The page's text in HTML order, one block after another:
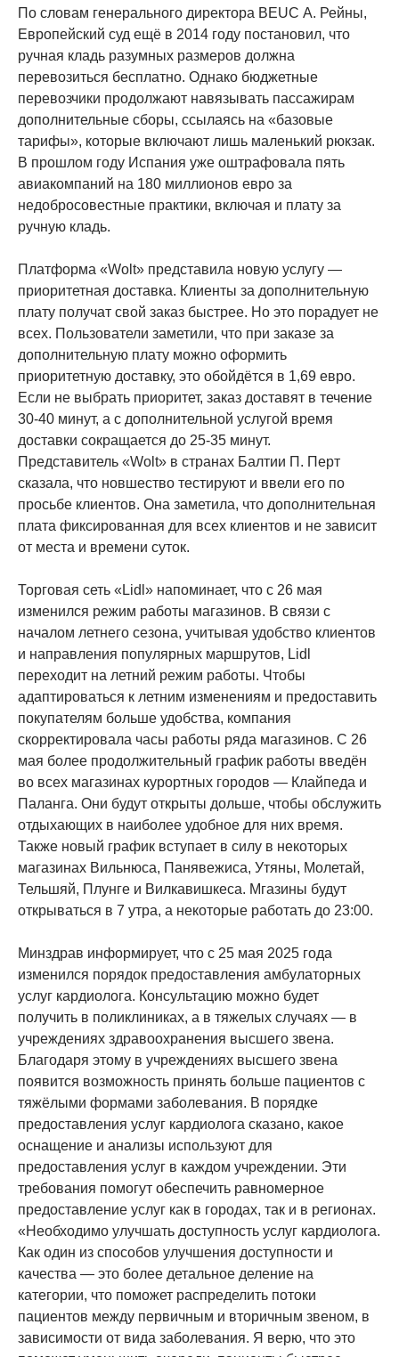
По словам генерального директора BEUC А. Рейны,
Европейский суд ещё в 2014 году постановил, что
ручная кладь разумных размеров должна
перевозиться бесплатно. Однако бюджетные
перевозчики продолжают навязывать пассажирам
дополнительные сборы, ссылаясь на «базовые
тарифы», которые включают лишь маленький рюкзак.
В прошлом году Испания уже оштрафовала пять
авиакомпаний на 180 миллионов евро за
недобросовестные практики, включая и плату за
ручную кладь.
Платформа «Wolt» представила новую услугу —
приоритетная доставка. Клиенты за дополнительную
плату получат свой заказ быстрее. Но это порадует не
всех. Пользователи заметили, что при заказе за
дополнительную плату можно оформить
приоритетную доставку, это обойдётся в 1,69 евро.
Если не выбрать приоритет, заказ доставят в течение
30-40 минут, а с дополнительной услугой время
доставки сокращается до 25-35 минут.
Представитель «Wolt» в странах Балтии П. Перт
сказала, что новшество тестируют и ввели его по
просьбе клиентов. Она заметила, что дополнительная
плата фиксированная для всех клиентов и не зависит
от места и времени суток.
Торговая сеть «Lidl» напоминает, что с 26 мая
изменился режим работы магазинов. В связи с
началом летнего сезона, учитывая удобство клиентов
и направления популярных маршрутов, Lidl
переходит на летний режим работы. Чтобы
адаптироваться к летним изменениям и предоставить
покупателям больше удобства, компания
скорректировала часы работы ряда магазинов. С 26
мая более продолжительный график работы введён
во всех магазинах курортных городов — Клайпеда и
Паланга. Они будут открыты дольше, чтобы обслужить
отдыхающих в наиболее удобное для них время.
Также новый график вступает в силу в некоторых
магазинах Вильнюса, Панявежиса, Утяны, Молетай,
Тельшяй, Плунге и Вилкавишкеса. Мгазины будут
открываться в 7 утра, а некоторые работать до 23:00.
Минздрав информирует, что с 25 мая 2025 года
изменился порядок предоставления амбулаторных
услуг кардиолога. Консультацию можно будет
получить в поликлиниках, а в тяжелых случаях — в
учреждениях здравоохранения высшего звена.
Благодаря этому в учреждениях высшего звена
появится возможность принять больше пациентов с
тяжёлыми формами заболевания. В порядке
предоставления услуг кардиолога сказано, какое
оснащение и анализы используют для
предоставления услуг в каждом учреждении. Эти
требования помогут обеспечить равномерное
предоставление услуг как в городах, так и в регионах.
«Необходимо улучшать доступность услуг кардиолога.
Как один из способов улучшения доступности и
качества — это более детальное деление на
категории, что поможет распределить потоки
пациентов между первичным и вторичным звеном, в
зависимости от вида заболевания. Я верю, что это